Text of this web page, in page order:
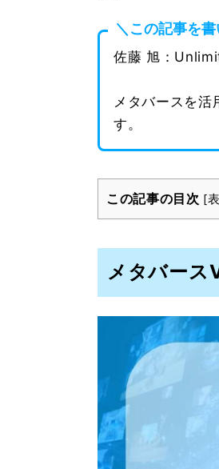
＼この記事を
佐藤 旭：
メタバースを
す。
この記事の目次 [
メタバース